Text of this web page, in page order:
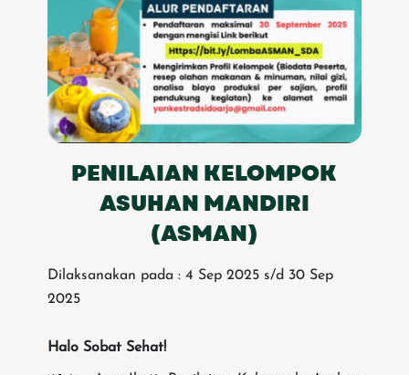
PENILAIAN KELOMPOK
ASUHAN MANDIRI
(ASMAN)
Dilaksanakan pada : 4 Sep 2025 s/d 30 Sep
2025
Halo Sobat Sehat!